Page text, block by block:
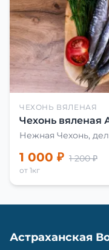
ЧЕХОНЬ ВЯЛЕНАЯ
Чехонь вяленая
Нежная Чехонь,
1 000 ₽ 1 200 ₽
от 1кг
Астраханская